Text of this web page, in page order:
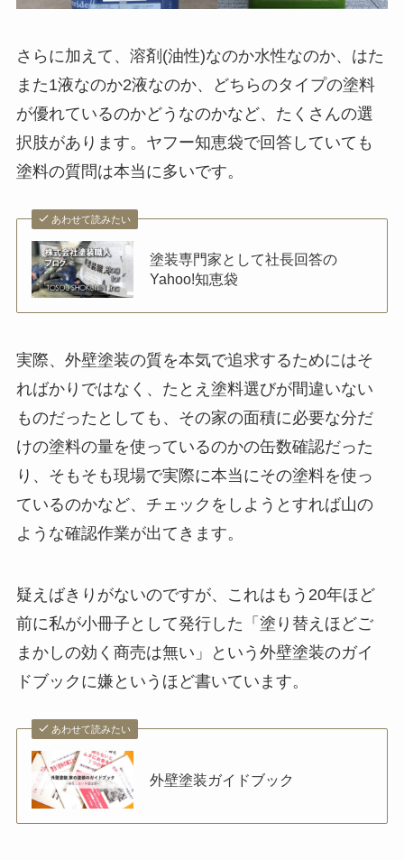
さらに加えて、溶剤(油性)なのか水性なのか、はた
また1液なのか2液なのか、どちらのタイプの塗料
が優れているのかどうなのかなど、たくさんの選
択肢があります。ヤフー知恵袋で回答していても
塗料の質問は本当に多いです。
あわせて読みたい
塗装専門家として社長回答の
Yahoo!知恵袋
実際、外壁塗装の質を本気で追求するためにはそ
ればかりではなく、たとえ塗料選びが間違いない
ものだったとしても、その家の面積に必要な分だ
けの塗料の量を使っているのかの缶数確認だった
り、そもそも現場で実際に本当にその塗料を使っ
ているのかなど、チェックをしようとすれば山の
ような確認作業が出てきます。
疑えばきりがないのですが、これはもう20年ほど
前に私が小冊子として発行した「塗り替えほどご
まかしの効く商売は無い」という外壁塗装のガイ
ドブックに嫌というほど書いています。
あわせて読みたい
外壁塗装ガイドブック